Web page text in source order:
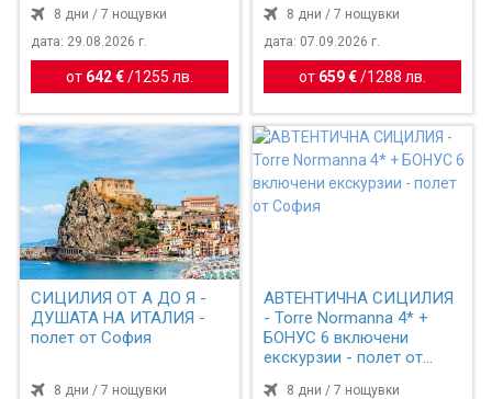
8 дни / 7 нощувки
дата: 29.08.2026 г.
от 642 € / 1255 лв.
8 дни / 7 нощувки
дата: 07.09.2026 г.
от 659 €/ 1288 лв.
СИЦИЛИЯ ОТ А ДО Я -
ДУШАТА НА ИТАЛИЯ -
полет от София
8 дни / 7 нощувки
АВТЕНТИЧНА СИЦИЛИЯ
- Torre Normanna 4* +
БОНУС 6 включени
екскурзии - полет от
8 дни / 7 нощувки